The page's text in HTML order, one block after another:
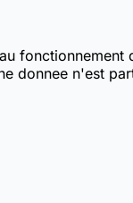
donnee n'est